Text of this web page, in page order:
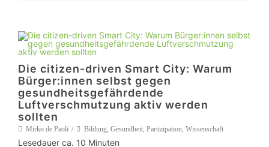
Die citizen-driven Smart City: Warum
Bürger:innen selbst gegen
gesundheitsgefährdende
Luftverschmutzung aktiv werden
sollten
Mirko de Paoli Bildung, Gesundheit, Partizipation, Wissenschaft
Lesedauer ca. 10 Minuten